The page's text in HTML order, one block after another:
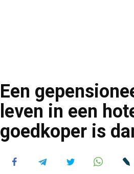
Een
leven in een
goedkoper is